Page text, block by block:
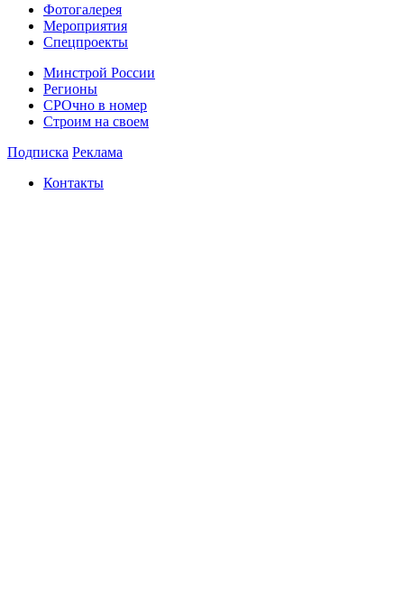
Фотогалерея
Мероприятия
Спецпроекты
Минстрой России
Регионы
СРОчно в номер
Строим на своем
Подписка Реклама
Контакты